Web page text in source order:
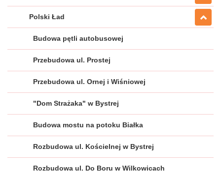
Polski Ład
Budowa pętli autobusowej
Przebudowa ul. Prostej
Przebudowa ul. Ornej i Wiśniowej
"Dom Strażaka" w Bystrej
Budowa mostu na potoku Białka
Rozbudowa ul. Kościelnej w Bystrej
Rozbudowa ul. Do Boru w Wilkowicach